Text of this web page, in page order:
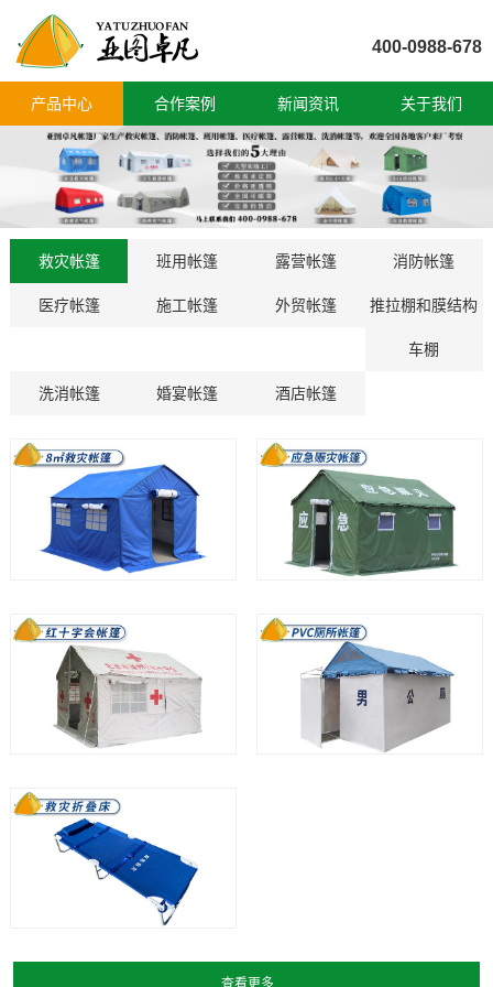
400-0988-678
产品中心 合作案例 新闻资讯 关于我们
救灾帐篷 班用帐篷 露营帐篷 消防帐篷
医疗帐篷 施工帐篷 外贸帐篷 推拉棚和膜结构
车棚
洗消帐篷 婚宴帐篷 酒店帐篷